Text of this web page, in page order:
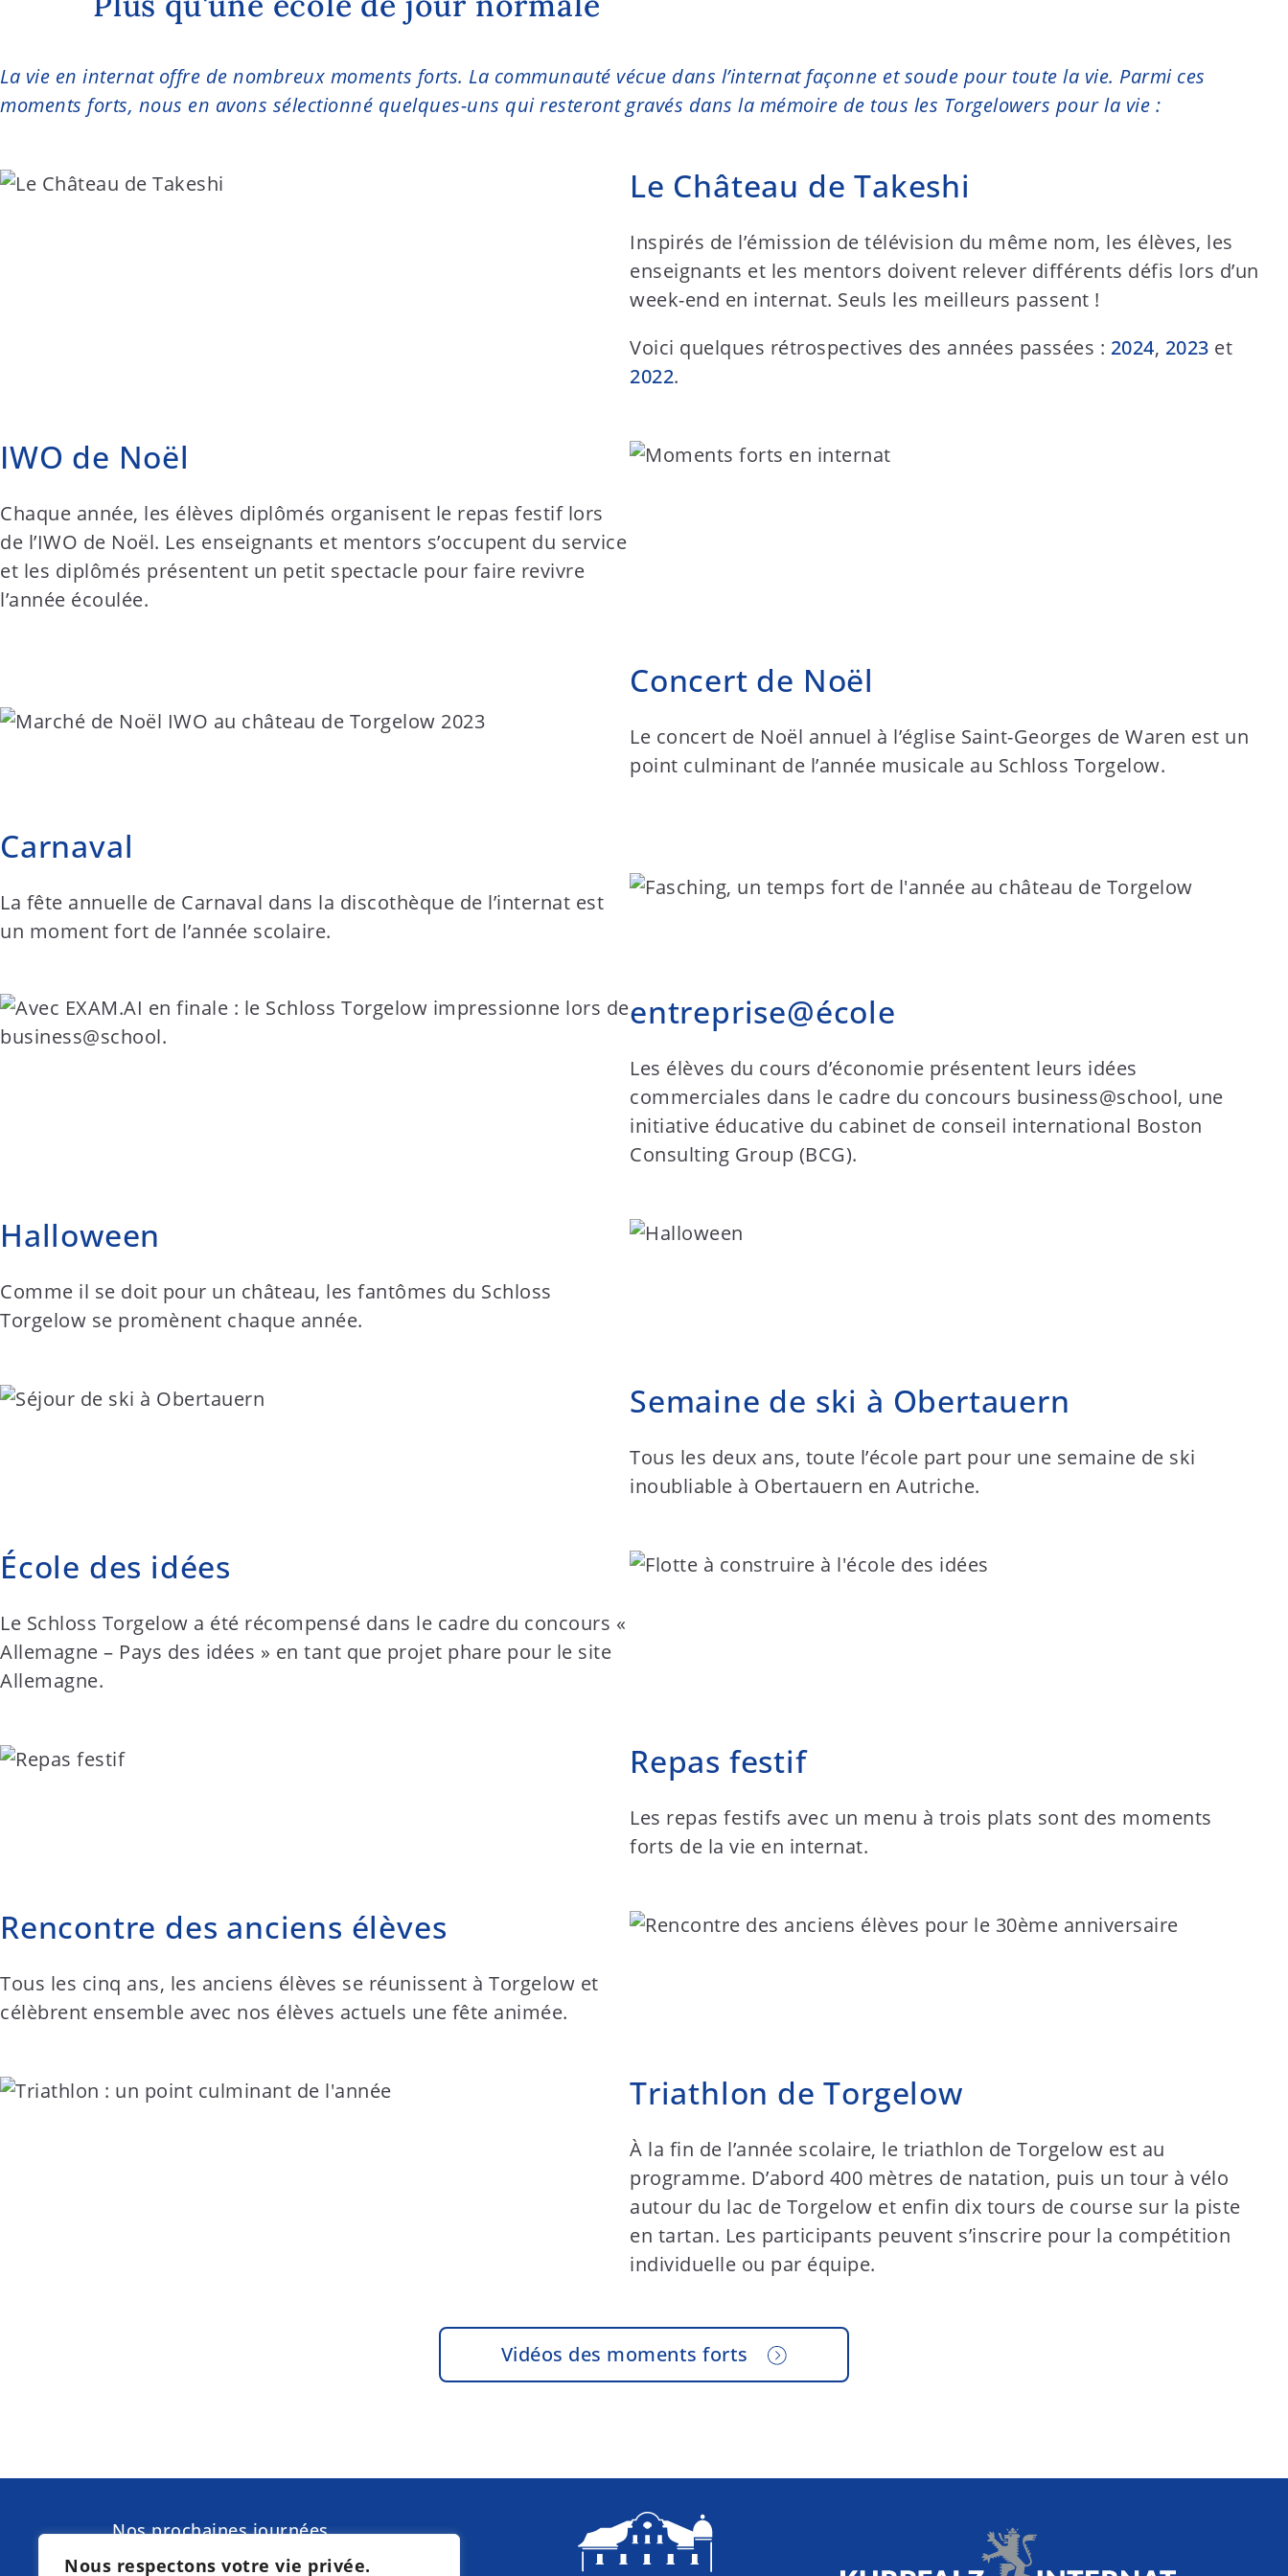
Nous respectons votre vie privée.
nLa vie en internat offre de nombreux moments forts. La communauté vécue dans l’internat façonne et soude pour toute la vie. Parmi ces
moments forts, nous en avons sélectionné quelques-uns qui resteront gravés dans la mémoire de tous les Torgelowers pour la vie :
Le Château de Takeshi
Inspirés de l’émission de télévision du même nom, les élèves, les
enseignants et les mentors doivent relever différents défis lors d’un
week-end en internat. Seuls les meilleurs passent !
Voici quelques rétrospectives des années passées : 2024, 2023 et
2022.
IWO de Noël
Chaque année, les élèves diplômés organisent le repas festif lors
de l’IWO de Noël. Les enseignants et mentors s’occupent du service
et les diplômés présentent un petit spectacle pour faire revivre
l’année écoulée.
Concert de Noël
Le concert de Noël annuel à l’église Saint-Georges de Waren est un
point culminant de l’année musicale au Schloss Torgelow.
Carnaval
La fête annuelle de Carnaval dans la discothèque de l’internat est
un moment fort de l’année scolaire.
entreprise@école
Les élèves du cours d’économie présentent leurs idées
commerciales dans le cadre du concours business@school, une
initiative éducative du cabinet de conseil international Boston
Consulting Group (BCG).
Halloween
Comme il se doit pour un château, les fantômes du Schloss
Torgelow se promènent chaque année.
Semaine de ski à Obertauern
Tous les deux ans, toute l’école part pour une semaine de ski
inoubliable à Obertauern en Autriche.
École des idées
Le Schloss Torgelow a été récompensé dans le cadre du concours «
Allemagne – Pays des idées » en tant que projet phare pour le site
Allemagne.
Repas festif
Les repas festifs avec un menu à trois plats sont des moments
forts de la vie en internat.
Rencontre des anciens élèves
Tous les cinq ans, les anciens élèves se réunissent à Torgelow et
célèbrent ensemble avec nos élèves actuels une fête animée.
Triathlon de Torgelow
À la fin de l’année scolaire, le triathlon de Torgelow est au
programme. D’abord 400 mètres de natation, puis un tour à vélo
autour du lac de Torgelow et enfin dix tours de course sur la piste
en tartan. Les participants peuvent s’inscrire pour la compétition
individuelle ou par équipe.
Vidéos des moments forts
Nos prochaines journées
de Waren (Müritz) :